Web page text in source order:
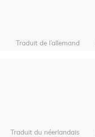
Traduit de l’allemand
Traduit du néerlandais